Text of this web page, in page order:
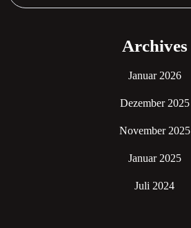
Archives
Januar 2026
Dezember 2025
November 2025
Januar 2025
Juli 2024